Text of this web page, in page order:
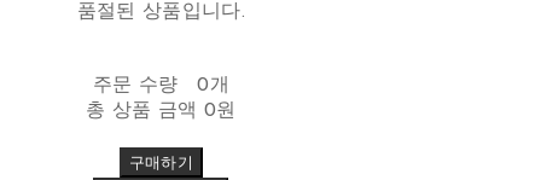
품절된 상품입니다.
주문 수량
0개
총 상품 금액 0원
구매하기